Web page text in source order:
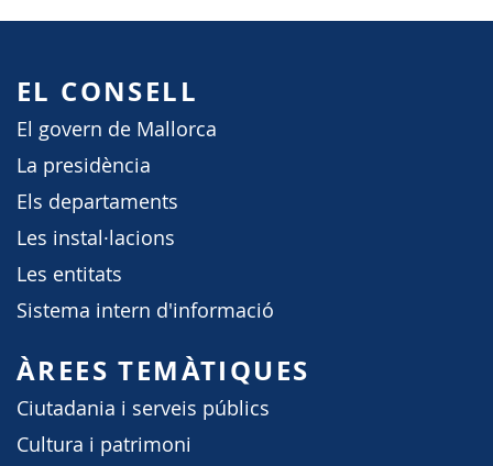
EL CONSELL
El govern de Mallorca
La presidència
Els departaments
Les instal·lacions
Les entitats
Sistema intern d'informació
ÀREES TEMÀTIQUES
Ciutadania i serveis públics
Cultura i patrimoni